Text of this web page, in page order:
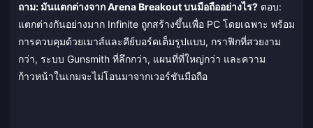
ถาม: มันแตกต่างจาก Arena Breakout บนมือถืออย่างไร? ตอบ:
แตกต่างกันอย่างมาก Infinite ถูกสร้างขึ้นเพื่อ PC โดยเฉพาะ พร้อม
การควบคุมด้วยเมาส์และคีย์บอร์ดเต็มรูปแบบ, กราฟิกที่สวยงาม
กว่า, ระบบ Gunsmith ที่ลึกกว่า, แผนที่ที่ใหญ่กว่า และความ
ก้าวหน้าในเกมจะไม่โอนมาจากเวอร์ชันมือถือ